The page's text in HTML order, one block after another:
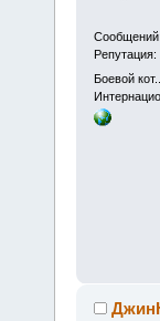
Репутация:
Боевой